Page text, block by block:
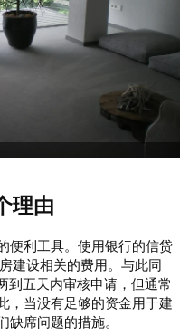
理由
便利工具。使用银行的信贷
建设相关的费用。与此同
到五天内审核申请，但通常
，当没有足够的资金用于建
席问题的措施。